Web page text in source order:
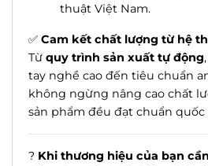
thuật Việt Nam.
✅ Cam kết chất lượng từ hệ
Từ quy trình sản xuất tự động
tay nghề cao đến tiêu chuẩn
không ngừng nâng cao chất
sản phẩm đều đạt chuẩn quốc
? Khi thương hiệu của bạn